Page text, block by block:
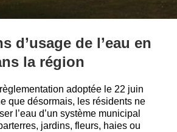
d’usage de l’eau en
la région
adoptée le 22 juin
que désormais, les résidents ne
l’eau d’un système municipal
jardins, fleurs, haies ou